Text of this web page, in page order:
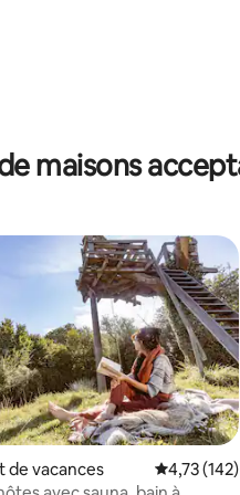
maisons
de vacances Évaluation
4,73 (142)